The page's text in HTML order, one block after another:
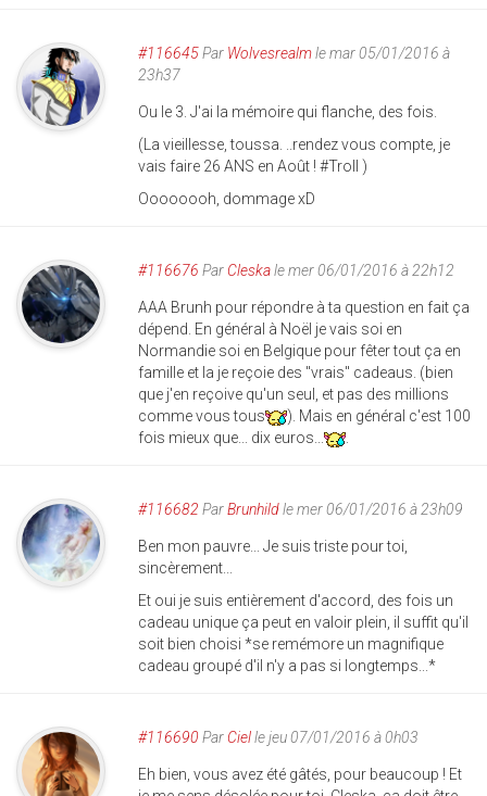
#116645Par Wolvesrealmle mar 05/01/2016 à
23h37
Ou le 3. J'ai la mémoire qui flanche, des fois.
(La vieillesse, toussa. ..rendez vous compte, je
vais faire 26 ANS en Août ! #Troll )
Oooooooh, dommage xD
#116676 Par Cleskale mer 06/01/2016 à 22h12
AAA Brunh pour répondre à ta question en fait ça
dépend. En général à Noël je vais soi en
Normandie soi en Belgique pour fêter tout ça en
famille et la je reçoie des "vrais" cadeaus. (bien
que j'en reçoive qu'un seul, et pas des millions
comme vous tous
). Mais en général c'est 100
fois mieux que... dix euros...
.
#116682 ParBrunhildle mer 06/01/2016 à 23h09
Ben mon pauvre... Je suis triste pour toi,
sincèrement...
Et oui je suis entièrement d'accord, des fois un
cadeau unique ça peut en valoir plein, il suffit qu'il
soit bien choisi *se remémore un magnifique
cadeau groupé d'il n'y a pas si longtemps...*
#116690 Par Cielle jeu 07/01/2016 à 0h03
Eh bien, vous avez été gâtés, pour beaucoup ! Et